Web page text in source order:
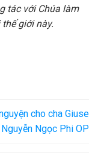
tác với Chúa làm
giới này.
cho cha Giuse
Nguyễn Ngọc Phi OP